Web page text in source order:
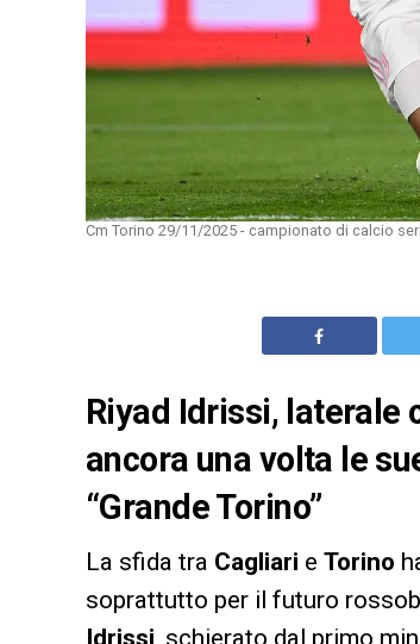
Cm Torino 29/11/2025 - campionato di calcio
Riyad Idrissi, laterale
ancora una volta le
“Grande Torino”
La sfida tra Cagliari e Torino
soprattutto per il futuro
Idrissi, schierato dal primo